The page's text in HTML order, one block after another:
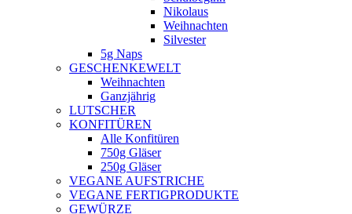
Nikolaus
Weihnachten
Silvester
5g Naps
GESCHENKEWELT
Weihnachten
Ganzjährig
LUTSCHER
KONFITÜREN
Alle Konfitüren
750g Gläser
250g Gläser
VEGANE AUFSTRICHE
VEGANE FERTIGPRODUKTE
GEWÜRZE